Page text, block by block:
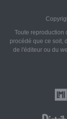
Toute reproduction
procédé que ce soit,
de l'éditeur ou du